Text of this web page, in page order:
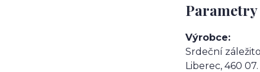
Parametry
Výrobce
Srdeční
Liberec, 460